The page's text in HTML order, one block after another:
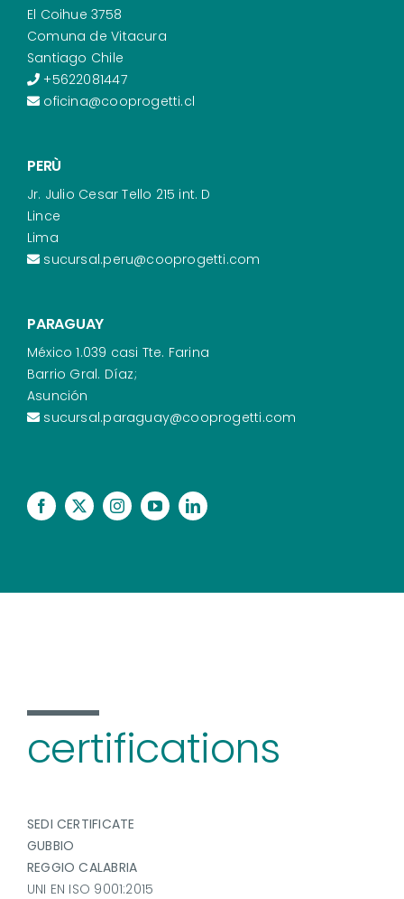
El Coihue 3758
Comuna de Vitacura
Santiago Chile
+5622081447
oficina@cooprogetti.cl
PERÙ
Jr. Julio Cesar Tello 215 int. D
Lince
Lima
sucursal.peru@cooprogetti.com
PARAGUAY
México 1.039 casi Tte. Farina
Barrio Gral. Díaz;
Asunción
sucursal.paraguay@cooprogetti.com
certifications
SEDI CERTIFICATE
GUBBIO
REGGIO CALABRIA
UNI EN ISO 9001:2015